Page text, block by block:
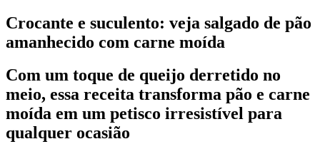
Crocante e suculento: veja salgado de pão
amanhecido com carne moída
Com um toque de queijo derretido no
meio, essa receita transforma pão e carne
moída em um petisco irresistível para
qualquer ocasião